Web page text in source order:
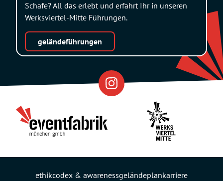
Partner
Schafe? All das erlebt und erfahrt Ihr in unseren
Werksviertel-Mitte Führungen.
geländeführungen
ethikcodex & awarenessgeländeplankarriere